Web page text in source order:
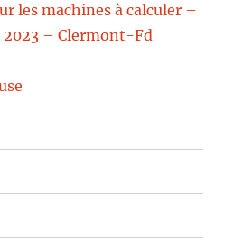
les machines à calculer –
2023 – Clermont-Fd